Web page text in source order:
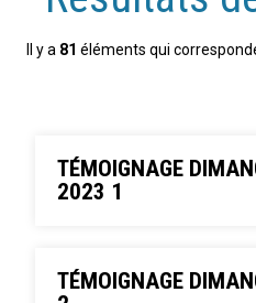
Il y a 81 éléments qui
TÉMOIGNAGE
2023 1
TÉMOIGNAGE